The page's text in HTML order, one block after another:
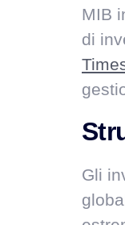
MIB
di
Gli